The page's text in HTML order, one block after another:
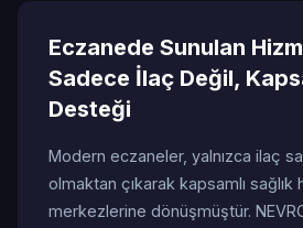
Eczanede Sunulan
Sadece İlaç Değil,
Desteği
Modern eczaneler, yalnızca ilaç
olmaktan çıkarak kapsamlı sağlık
merkezlerine dönüşmüştür.